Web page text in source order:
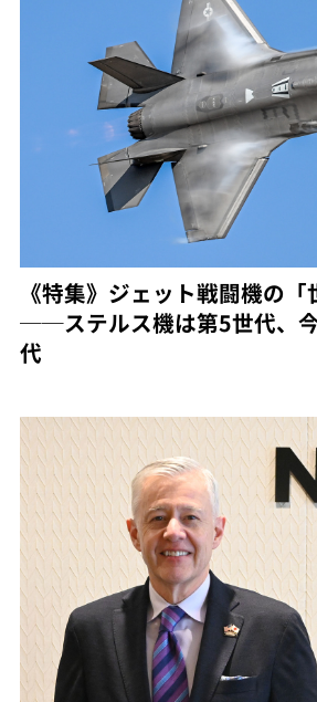
《特集》ジェット戦闘機の「
──ステルス機は第5世代、
代